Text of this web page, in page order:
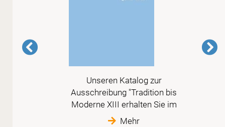
Unseren Katalog zur
Ausschreibung "Tradition bis
Moderne XIII erhalten Sie im
Mehr